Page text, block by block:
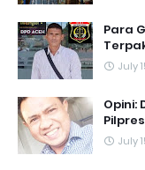
Para
July
Opini:
July